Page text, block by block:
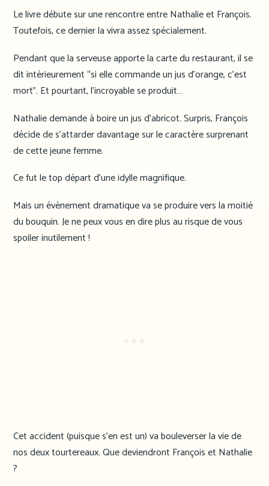
Le livre débute sur une rencontre entre Nathalie et François.
Toutefois, ce dernier la vivra assez spécialement.
Pendant que la serveuse apporte la carte du restaurant, il se
dit intérieurement “si elle commande un jus d’orange, c’est
mort”. Et pourtant, l’incroyable se produit…
Nathalie demande à boire un jus d’abricot. Surpris, François
décide de s’attarder davantage sur le caractère surprenant
de cette jeune femme.
Ce fut le top départ d’une idylle magnifique.
Mais un évènement dramatique va se produire vers la moitié
du bouquin. Je ne peux vous en dire plus au risque de vous
spoiler inutilement !
Cet accident (puisque s’en est un) va bouleverser la vie de
nos deux tourtereaux. Que deviendront François et Nathalie
?